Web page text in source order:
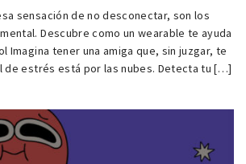
sensación de no desconectar, son los
Descubre como un wearable te ayuda
Imagina tener una amiga que, sin juzgar, te
de estrés está por las nubes. Detecta tu […]